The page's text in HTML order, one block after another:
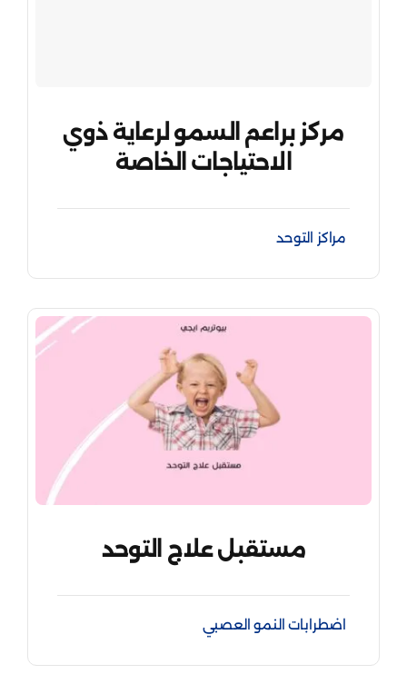
مركز براعم السمو لرعاية ذوي
الاحتياجات الخاصة
مراكز التوحد
مستقبل علاج التوحد
اضطرابات النمو العصبي